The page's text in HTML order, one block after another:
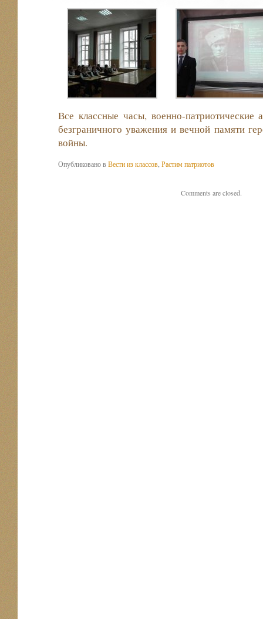
Все классные часы, военно-патриотические
безграничного уважения и вечной памяти
войны.
Опубликовано вВести из классов Растим патриотов
Comments are closed.